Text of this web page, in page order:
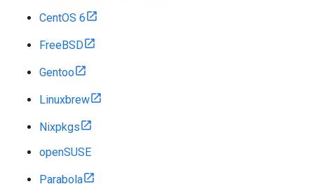
CentOS 6
FreeBSD
Gentoo
Linuxbrew
Nixpkgs
openSUSE
Parabola